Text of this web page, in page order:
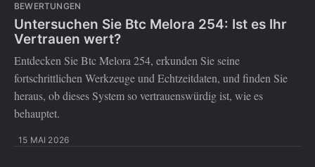
BEWERTUNGEN
Untersuchen Sie Btc Melora 254: Ist es Ihr
Vertrauen wert?
Entdecken Sie Btc Melora 254, erkunden Sie seine
fortschrittlichen Werkzeuge und Echtzeitdaten, und finden Sie
heraus, ob dieses System so vertrauenswürdig ist, wie es
behauptet.
15 MAI 2026